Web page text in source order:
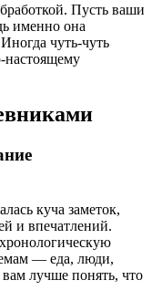
Пусть ваши
именно она
чуть-чуть
настоящему
куча заметок,
и впечатлений.
— еда, люди,
лучше понять, что